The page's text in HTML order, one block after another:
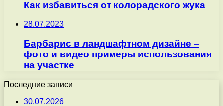
Как избавиться от колорадского жука
28.07.2023
Барбарис в ландшафтном дизайне –
фото и видео примеры использования
на участке
Последние записи
30.07.2026